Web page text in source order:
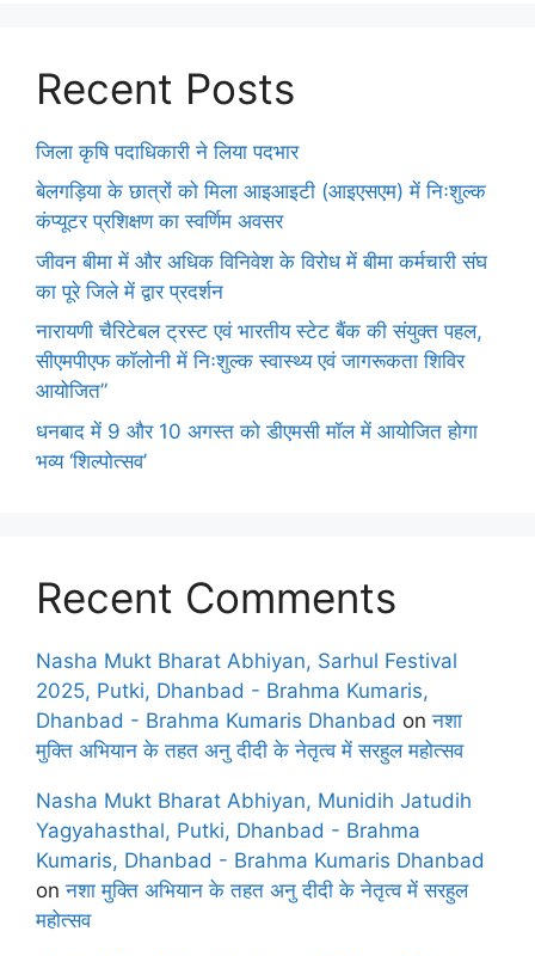
Recent Posts
जिला कृषि पदाधिकारी ने लिया पदभार
बेलगड़िया के छात्रों को मिला आइआइटी (आइएसएम) में निःशुल्क
कंप्यूटर प्रशिक्षण का स्वर्णिम अवसर
जीवन बीमा में और अधिक विनिवेश के विरोध में बीमा कर्मचारी संघ
का पूरे जिले में द्वार प्रदर्शन
नारायणी चैरिटेबल ट्रस्ट एवं भारतीय स्टेट बैंक की संयुक्त पहल,
सीएमपीएफ कॉलोनी में निःशुल्क स्वास्थ्य एवं जागरूकता शिविर
आयोजित”
धनबाद में 9 और 10 अगस्त को डीएमसी मॉल में आयोजित होगा
भव्य ‘शिल्पोत्सव’
Recent Comments
Nasha Mukt Bharat Abhiyan, Sarhul Festival
2025, Putki, Dhanbad - Brahma Kumaris,
Dhanbad - Brahma Kumaris Dhanbad onनशा
मुक्ति अभियान के तहत अनु दीदी के नेतृत्व में सरहुल महोत्सव
Nasha Mukt Bharat Abhiyan, Munidih Jatudih
Yagyahasthal, Putki, Dhanbad - Brahma
Kumaris, Dhanbad - Brahma Kumaris Dhanbad
onनशा मुक्ति अभियान के तहत अनु दीदी के नेतृत्व में सरहुल
महोत्सव